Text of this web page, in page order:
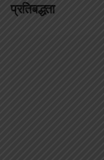
प्रतिबद्धता